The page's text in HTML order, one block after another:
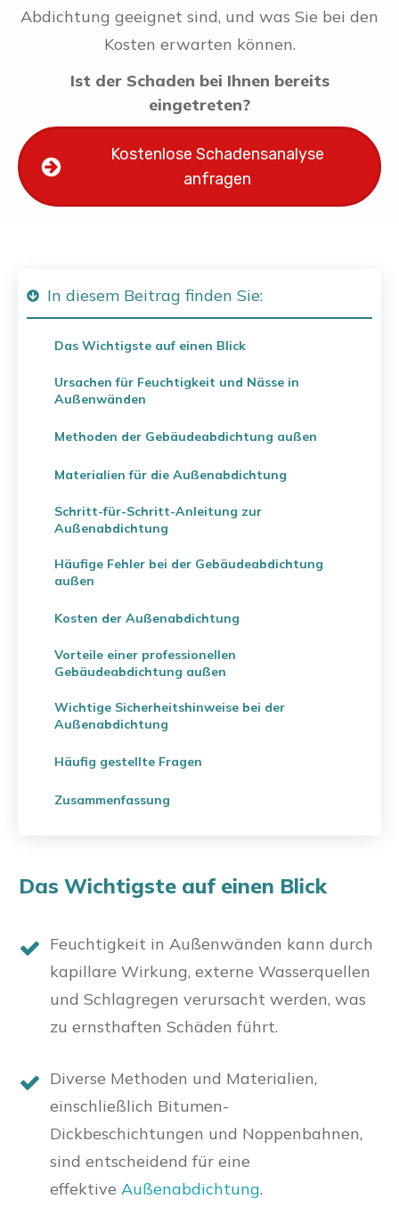
Abdichtung geeignet sind, und was Sie bei den
Kosten erwarten können.
Ist der Schaden bei Ihnen bereits
eingetreten?
Kostenlose Schadensanalyse
anfragen
In diesem Beitrag finden Sie:
Das Wichtigste auf einen Blick
Ursachen für Feuchtigkeit und Nässe in
Außenwänden
Methoden der Gebäudeabdichtung außen
Materialien für die Außenabdichtung
Schritt-für-Schritt-Anleitung zur
Außenabdichtung
Häufige Fehler bei der Gebäudeabdichtung
außen
Kosten der Außenabdichtung
Vorteile einer professionellen
Gebäudeabdichtung außen
Wichtige Sicherheitshinweise bei der
Außenabdichtung
Häufig gestellte Fragen
Zusammenfassung
Das Wichtigste auf einen Blick
Feuchtigkeit in Außenwänden kann durch
kapillare Wirkung, externe Wasserquellen
und Schlagregen verursacht werden, was
zu ernsthaften Schäden führt.
Diverse Methoden und Materialien,
einschließlich Bitumen-
Dickbeschichtungen und Noppenbahnen,
sind entscheidend für eine
effektive Außenabdichtung.